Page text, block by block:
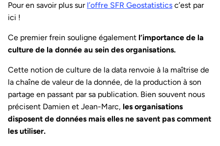
Pour en savoir plus sur l’offre SFR Geostatistics c’est par
ici !
Ce premier frein souligne également l’importance de la
culture de la donnée au sein des organisations.
Cette notion de culture de la data renvoie à la maîtrise de
la chaîne de valeur de la donnée, de la production à son
partage en passant par sa publication. Bien souvent nous
précisent Damien et Jean-Marc, les organisations
disposent de données mais elles ne savent pas comment
les utiliser.